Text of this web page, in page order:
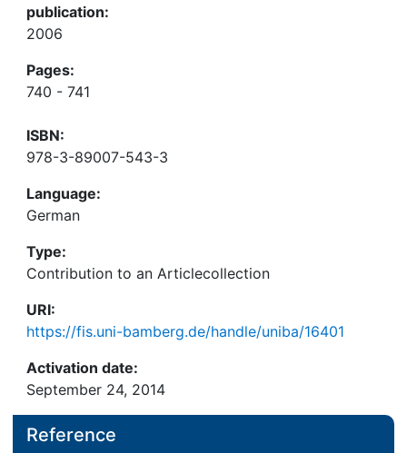
publication:
2006
Pages:
740 - 741
ISBN:
978-3-89007-543-3
Language:
German
Type:
Contribution to an Articlecollection
URI:
https://fis.uni-bamberg.de/handle/uniba/16401
Activation date:
September 24, 2014
Reference